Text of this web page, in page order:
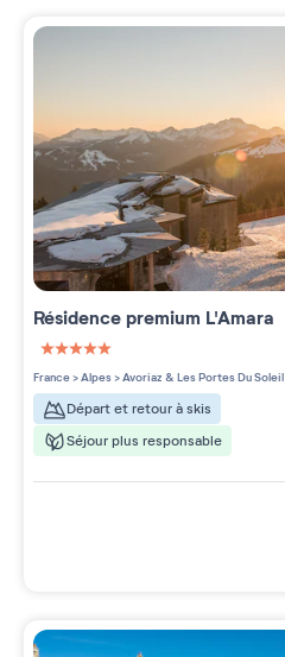
Résidence premium L'Amara
5 étoiles sur 5
France>Alpes>Avoriaz & Les Portes Du Soleil
Départ et retour à skis
Séjour plus responsable